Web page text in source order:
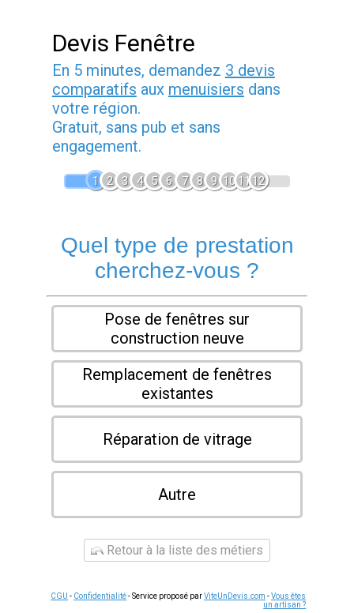
Devis Fenêtre
En 5 minutes, demandez 3 devis
comparatifs aux menuisiers dans
votre région.
Gratuit, sans pub et sans
engagement.
1 2 3 4 5 6 7 8 9 1011 12
Quel type de prestation
cherchez-vous ?
Pose de fenêtres sur
construction neuve
Remplacement de fenêtres
existantes
Réparation de vitrage
Autre
Retour à la liste des métiers
CGU - Confidentialité- Service proposé parViteUnDevis.com -Vous êtes
un artisan ?